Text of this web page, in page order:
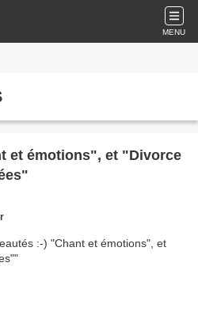
MENU
et émotions", et "Divorce